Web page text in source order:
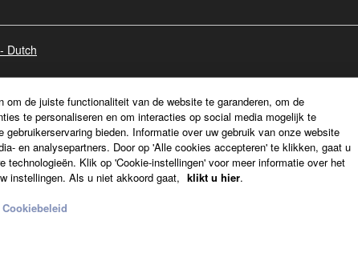
Dutch
om de juiste functionaliteit van de website te garanderen, om de
te personaliseren en om interacties op social media mogelijk te
gebruikerservaring bieden. Informatie over uw gebruik van onze website
en analysepartners. Door op 'Alle cookies accepteren' te klikken, gaat u
technologieën. Klik op 'Cookie-instellingen' voor meer informatie over het
instellingen. Als u niet akkoord gaat, klikt u hier.
Cookiebeleid